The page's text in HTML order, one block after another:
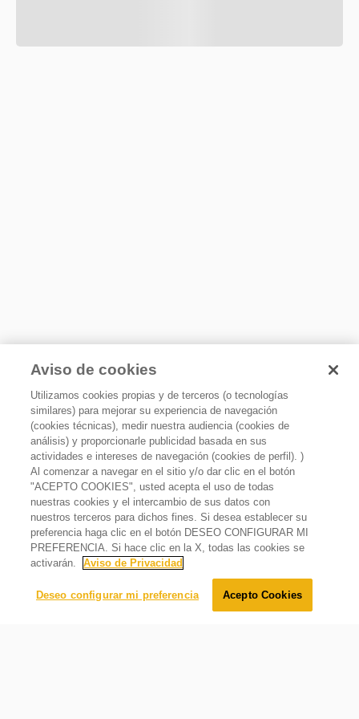
Combo Campana Empotrable 60 cm + Parrilla de gas
con 4 quemadores
Lo sentimos, este producto está temporalmente agotado.
Avísame cuando éste producto esté disponible:
Enviar
Aviso de cookies
Utilizamos cookies propias y de terceros (o tecnologías
similares) para mejorar su experiencia de navegación
(cookies técnicas), medir nuestra audiencia (cookies de
análisis) y proporcionarle publicidad basada en sus
actividades e intereses de navegación (cookies de perfil). )
Al comenzar a navegar en el sitio y/o dar clic en el botón
"ACEPTO COOKIES", usted acepta el uso de todas
nuestras cookies y el intercambio de sus datos con
nuestros terceros para dichos fines. Si desea establecer su
preferencia haga clic en el botón DESEO CONFIGURAR MI
PREFERENCIA. Si hace clic en la X, todas las cookies se
activarán.
Aviso de Privacidad
Deseo configurar mi preferencia Acepto Cookies